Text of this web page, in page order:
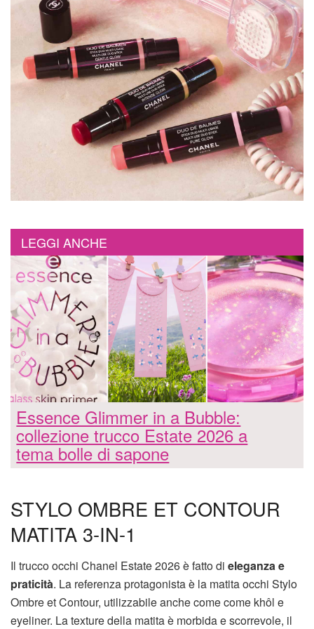
LEGGI ANCHE
Essence Glimmer in a Bubble:
collezione trucco Estate 2026 a
tema bolle di sapone
STYLO OMBRE ET CONTOUR
MATITA 3-IN-1
Il trucco occhi Chanel Estate 2026 è fatto di eleganza e
praticità. La referenza protagonista è la matita occhi Stylo
Ombre et Contour, utilizzabile anche come come khôl e
eyeliner. La texture della matita è morbida e scorrevole, il